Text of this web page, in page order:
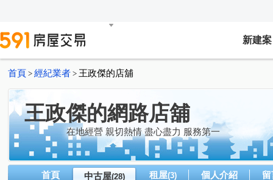
新建案
首頁 > 經紀業者 > 王政傑的店舖
王政傑的網路店舖
在地經營 親切熱情 盡心盡力 服務第一
首頁 中古屋(28) 租屋(3) 個人介紹